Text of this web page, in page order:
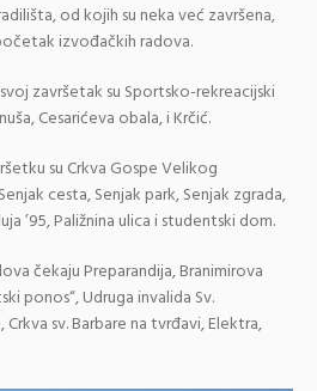
od kojih su neka već završena,
izvođačkih radova.
završetak su Sportsko-rekreacijski
Cesarićeva obala, i Krčić.
su Crkva Gospe Velikog
cesta, Senjak park, Senjak zgrada,
’95, Paližnina ulica i studentski dom.
čekaju Preparandija, Branimirova
ponos“, Udruga invalida Sv.
sv. Barbare na tvrđavi, Elektra,